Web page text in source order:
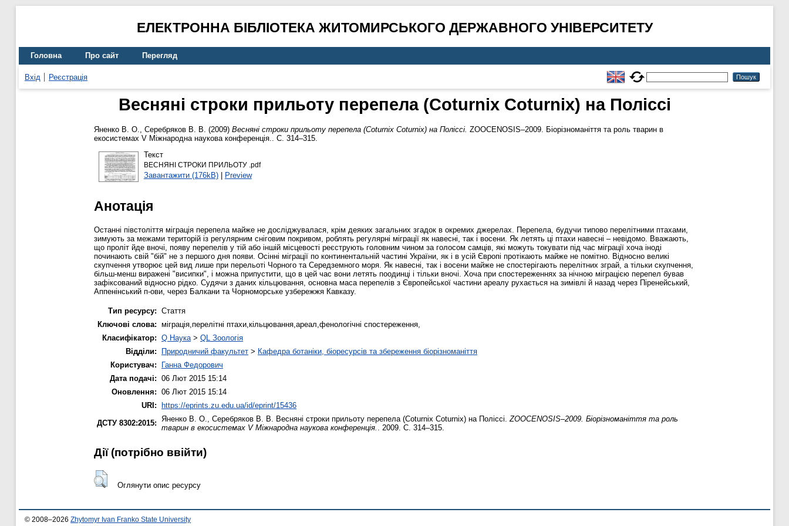
ЕЛЕКТРОННА БІБЛІОТЕКА ЖИТОМИРСЬКОГО ДЕРЖАВНОГО УНІВЕРСИТЕТУ
Головна Про сайт Перегляд
Вхід Реєстрація
Весняні строки прильоту перепела (Coturnix Coturnix) на Поліссі
Яненко В. О., Серебряков В. В. (2009) Весняні строки прильоту перепела (Coturnix Coturnix) на Поліссі. ZOOCENOSIS–2009. Біорізноманіття та роль тварин в
екосистемах V Міжнародна наукова конференція.. С. 314–315.
Текст
ВЕСНЯНІ СТРОКИ ПРИЛЬОТУ .pdf
Завантажити (176kB)| Preview
Анотація
Останні півстоліття міграція перепела майже не досліджувалася, крім деяких загальних згадок в окремих джерелах. Перепела, будучи типово перелітними птахами,
зимують за межами територій із регулярним сніговим покривом, роблять регулярні міграції як навесні, так і восени. Як летять ці птахи навесні – невідомо. Вважають,
що проліт йде вночі, появу перепелів у тій або іншій місцевості реєструють головним чином за голосом самців, які можуть токувати під час міграції хоча іноді
починають свій "бій" не з першого дня появи. Осінні міграції по континентальній частині України, як і в усій Європі протікають майже не помітно. Відносно великі
скупчення утворює цей вид лише при перельоті Чорного та Середземного моря. Як навесні, так і восени майже не спостерігають перелітних зграй, а тільки скупчення,
більш-менш виражені "висипки", і можна припустити, що в цей час вони летять поодинці і тільки вночі. Хоча при спостереженнях за нічною міграцією перепел бував
зафіксований відносно рідко. Судячи з даних кільцювання, основна маса перепелів з Європейської частини ареалу рухається на зимівлі й назад через Піренейський,
Аппенінський п-ови, через Балкани та Чорноморське узбережжя Кавказу.
Тип ресурсу: Стаття
Ключові слова: міграція,перелітні птахи,кільцювання,ареал,фенологічні спостереження,
Класифікатор: Q Наука > QL Зоологія
Відділи:
Природничий факультет > Кафедра ботаніки, біоресурсів та збереження біорізноманіття
Користувач:
Ганна Федорович
Дата подачі: 06 Лют 2015 15:14
Оновлення: 06 Лют 2015 15:14
URI: https://eprints.zu.edu.ua/id/eprint/15436
ДСТУ 8302:2015:
Яненко В. О. Серебряков В. В. Весняні строки прильоту перепела (Coturnix Coturnix) на Поліссі. ZOOCENOSIS–2009. Біорізноманіття та роль
тварин в екосистемах V Міжнародна наукова конференція.
. 2009. С. 314–315.
Дії ​​(потрібно ввійти)
Оглянути опис ресурсу
© 2008–2026 Zhytomyr Ivan Franko State University